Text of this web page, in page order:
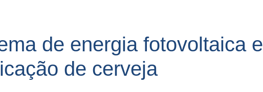
de energia fotovoltaica e
de cerveja